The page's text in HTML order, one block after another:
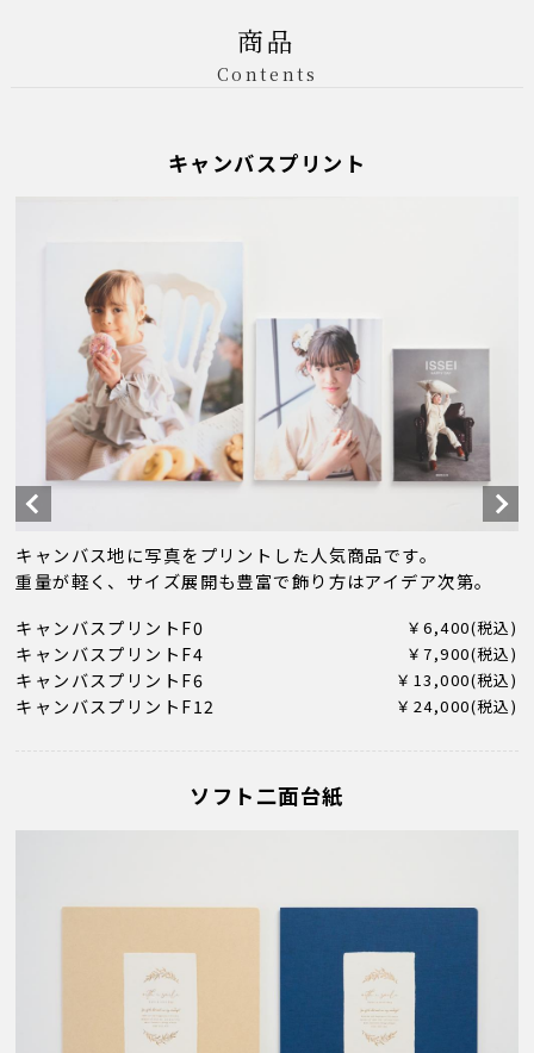
商品
Contents
キャンバスプリント
キャンバス地に写真をプリントした人気商品です。
重量が軽く、サイズ展開も豊富で飾り方はアイデア次第。
キャンバスプリントF0 ￥6,400(税込)
キャンバスプリントF4 ￥7,900(税込)
キャンバスプリントF6 ￥13,000(税込)
キャンバスプリントF12 ￥24,000(税込)
ソフト二面台紙